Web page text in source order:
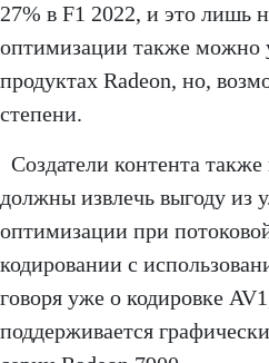
27% в F1 2022, и это лишь
оптимизации также можно
продуктах Radeon, но,
степени.
Создатели контента
должны извлечь выгоду из
оптимизации при
кодировании с
говоря уже о кодировке
поддерживается